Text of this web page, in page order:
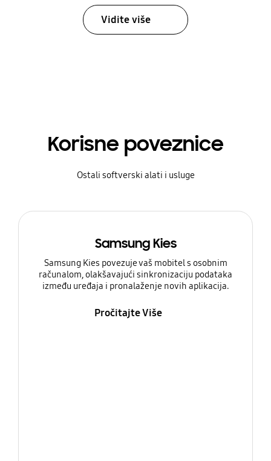
Vidite više
Korisne poveznice
Ostali softverski alati i usluge
Samsung Kies
Samsung Kies povezuje vaš mobitel s osobnim
računalom, olakšavajući sinkronizaciju podataka
između uređaja i pronalaženje novih aplikacija.
Pročitajte Više